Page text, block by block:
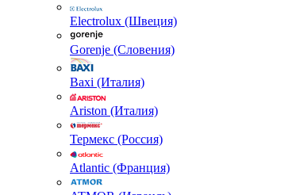
Electrolux (Швеция)
Gorenje (Словения)
Baxi (Италия)
Ariston (Италия)
Термекс (Россия)
Atlantic (Франция)